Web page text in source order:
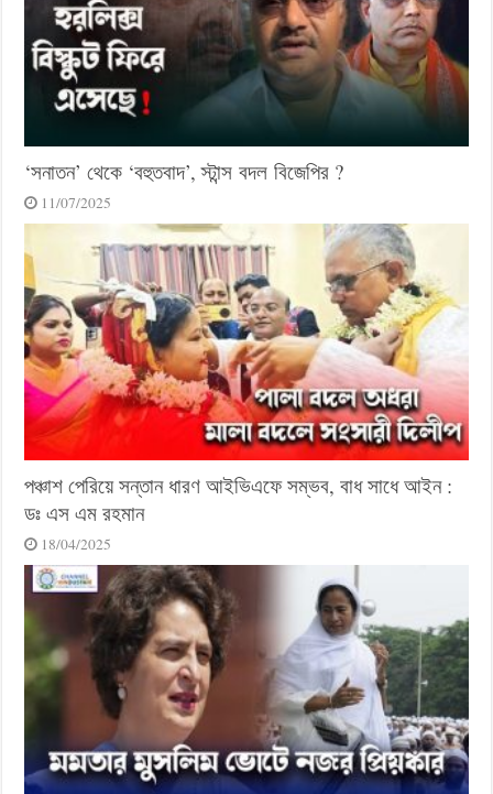
‘সনাতন’ থেকে ‘বহুতবাদ’, স্টান্স বদল বিজেপির ?
11/07/2025
পঞ্চাশ পেরিয়ে সন্তান ধারণ আইভিএফে সম্ভব, বাধ সাধে আইন :
ডঃ এস এম রহমান
18/04/2025